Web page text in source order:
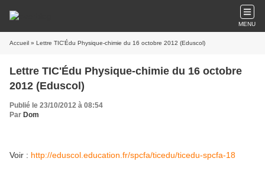
MENU
Accueil » Lettre TIC'Édu Physique-chimie du 16 octobre 2012 (Eduscol)
Lettre TIC'Édu Physique-chimie du 16 octobre
2012 (Eduscol)
Publié le 23/10/2012 à 08:54
Par Dom
Voir : http://eduscol.education.fr/spcfa/ticedu/ticedu-spcfa-18